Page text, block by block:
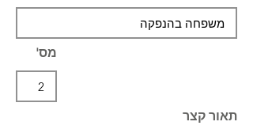
מס'
תאור קצר